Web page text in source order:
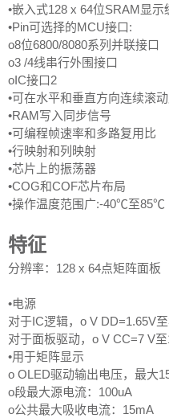
•嵌入式128 x 64位SRAM显示
•Pin可选择的MCU接口:
o8位6800/8080系列并联接口
o3 /4线串行外围接口
oIC接口2
•可在水平和垂直方向连续滚
•RAM写入同步信号
•可编程帧速率和多路复用比
•行映射和列映射
•芯片上的振荡器
•COG和COF芯片布局
•操作温度范围广:-40℃至85℃
特征
分辨率：128 x 64点矩阵面板
•电源
对于IC逻辑，o V DD=1.65V
对于面板驱动，o V CC=7 V
•用于矩阵显示
o OLED驱动输出电压，最大
o段最大源电流：100uA
o公共最大吸收电流：15mA